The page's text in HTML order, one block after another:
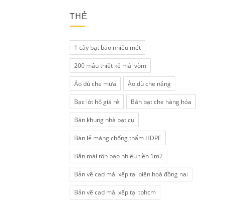
THẺ
1 cây bạt bao nhiêu mét
200 mẫu thiết kế mái vòm
Áo dù che mưa Áo dù che nắng
Bạc lót hồ giá rẻ Bán bạt che hàng hóa
Bán khung nhà bạt cụ
Bán lẻ màng chống thấm HDPE
Bắn mái tôn bao nhiêu tiền 1m2
Bản vẽ cad mái xếp tại biên hoà đồng nai
Bản vẽ cad mái xếp tại tphcm